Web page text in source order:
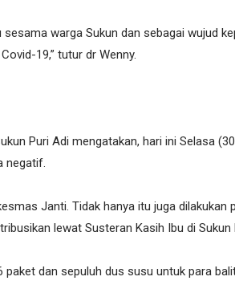
warga Sukun dan sebagai wujud
19,” tutur dr Wenny.
Puri Adi mengatakan, hari ini Selasa
negatif.
Janti. Tidak hanya itu juga dilakukan
lewat Susteran Kasih Ibu di Sukun
dan sepuluh dus susu untuk para